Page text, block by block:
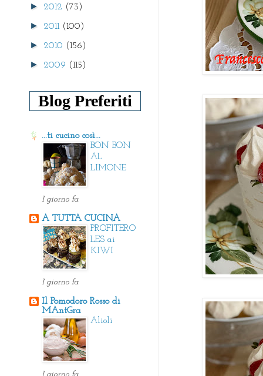
► 2012 (73)
► 2011 (100)
► 2010 (156)
► 2009 (115)
Blog Preferiti
...ti cucino così...
BON BON
AL
LIMONE
1 giorno fa
A TUTTA CUCINA
PROFITERO
LES ai
KIWI
1 giorno fa
Il Pomodoro Rosso di
MAntGra
Alioli